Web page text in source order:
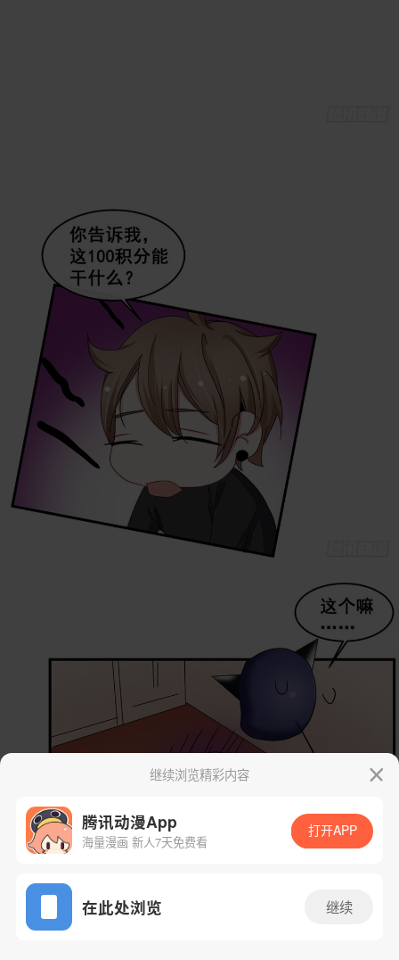
App免费看
继续浏览精彩内容
腾讯动漫App
海量漫画 新人7天免费看
打开APP
在此处浏览 继续